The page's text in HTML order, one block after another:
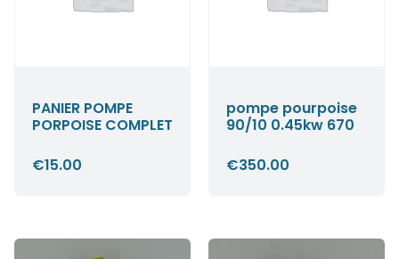
PANIER POMPE
PORPOISE COMPLET
€15.00
pompe pourpoise
90/10 0.45kw 670
€350.00